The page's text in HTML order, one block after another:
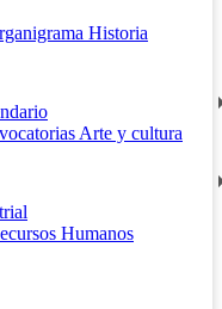
Historia
Arte y cultura
Humanos